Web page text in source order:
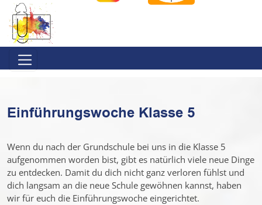
Direkt
zur
Hauptnavigation
springen
Direkt
zum
Inhalt
springen
Einführungswoche Klasse 5
Wenn du nach der Grundschule bei uns in die Klasse 5
aufgenommen worden bist, gibt es natürlich viele neue Dinge
zu entdecken. Damit du dich nicht ganz verloren fühlst und
dich langsam an die neue Schule gewöhnen kannst, haben
wir für euch die Einführungswoche eingerichtet.